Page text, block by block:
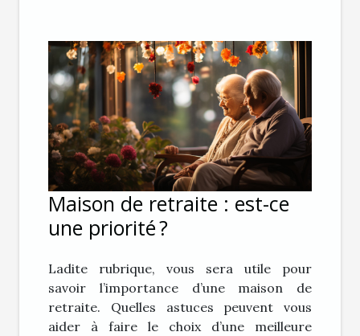
Maison de retraite : est-ce
une priorité ?
Ladite rubrique, vous sera utile pour
savoir l’importance d’une maison de
retraite. Quelles astuces peuvent vous
aider à faire le choix d’une meilleure